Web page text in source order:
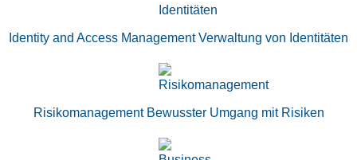
Identity and Access Management Verwaltung von Identitäten
Risikomanagement Bewusster Umgang mit Risiken